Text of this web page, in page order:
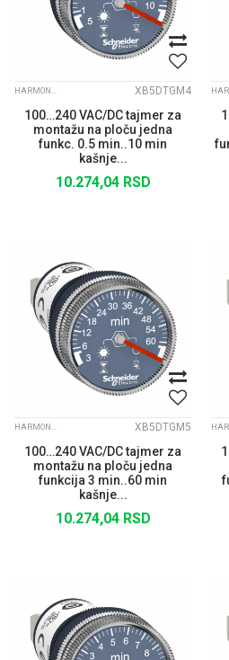
HARMONY XB5 XB5DTGM4
100…240 VAC/DC tajmer za
montažu na ploču jedna
funkc. 0.5 min..10 min
kašnje...
10.274,04 RSD
HARMONY XB5 XB5DTGM5
100…240 VAC/DC tajmer za
montažu na ploču jedna
funkcija 3 min..60 min
kašnje...
10.274,04 RSD